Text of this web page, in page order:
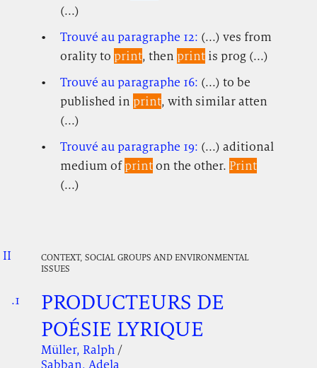
(...)
Trouvé au paragraphe 12: (...) ves from
orality to print, then printis prog (...)
Trouvé au paragraphe 16: (...) to be
published in print, with similar atten
(...)
Trouvé au paragraphe 19: (...) aditional
medium ofprinton the other. Print
(...)
II
CONTEXT, SOCIAL GROUPS AND ENVIRONMENTAL
ISSUES
.1
PRODUCTEURS DE
POÉSIE LYRIQUE
Müller, Ralph/
Sabban, Adela